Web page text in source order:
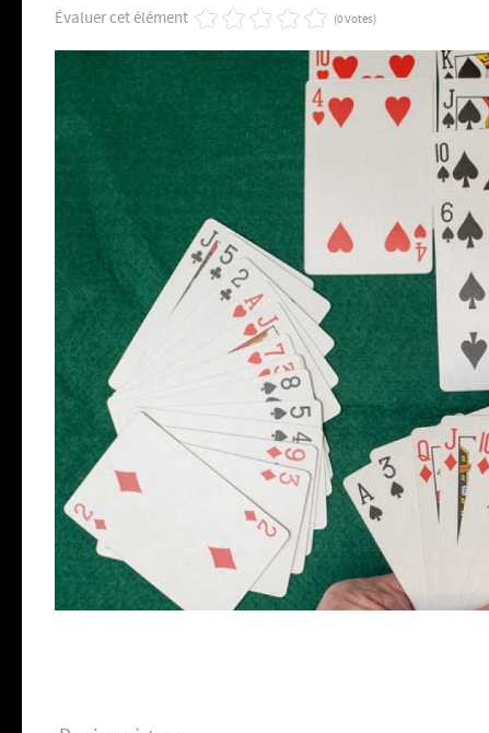
Évaluer cet élément (0 Votes)